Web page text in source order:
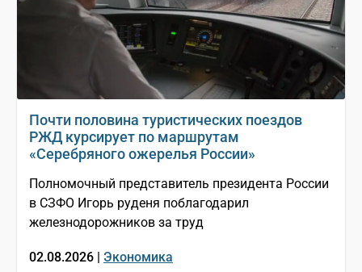
Почти половина туристических поездов
РЖД курсирует по маршрутам
«Серебряного ожерелья России»
Полномочный представитель президента России
в СЗФО Игорь руденя поблагодарил
железнодорожников за труд
02.08.2026 | Экономика